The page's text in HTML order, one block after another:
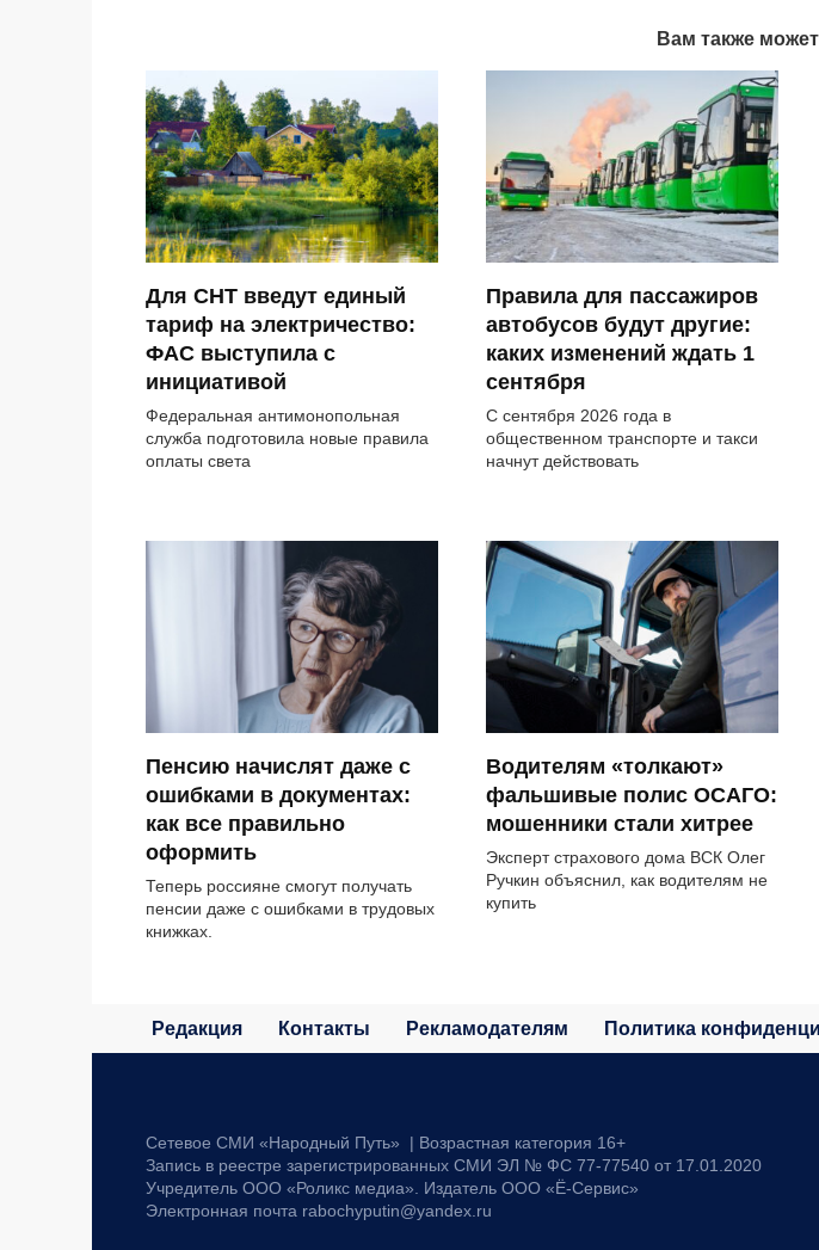
Вам также
Для СНТ введут единый
тариф на электричество:
ФАС выступила с
инициативой
Федеральная антимонопольная
служба подготовила новые правила
оплаты света
Правила для пассажиров
автобусов будут другие:
каких изменений ждать 1
сентября
С сентября 2026 года в
общественном транспорте и такси
начнут действовать
Пенсию начислят даже с
ошибками в документах:
как все правильно
оформить
Теперь россияне смогут получать
пенсии даже с ошибками в трудовых
книжках.
Водителям «толкают»
фальшивые полис ОСАГО:
мошенники стали хитрее
Эксперт страхового дома ВСК Олег
Ручкин объяснил, как водителям не
купить
Редакция Контакты Рекламодателям Политика
Сетевое СМИ «Народный Путь» | Возрастная категория 16+
Запись в реестре зарегистрированных СМИ ЭЛ № ФС 77-77540 от 17.01.2020
Учредитель ООО «Роликс медиа». Издатель ООО «Ё-Сервис»
Электронная почта rabochyputin@yandex.ru